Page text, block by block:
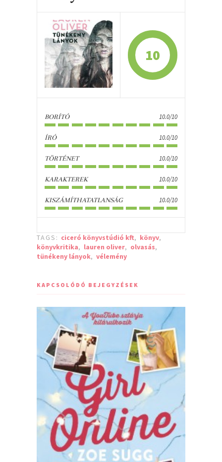
10
BORÍTÓ 10.0/10
ÍRÓ 10.0/10
TÖRTÉNET 10.0/10
KARAKTEREK 10.0/10
KISZÁMÍTHATATLANSÁG 10.0/10
TAGS: ciceró könyvstúdió kft, könyv,
könyvkritika, lauren oliver, olvasás,
tünékeny lányok, vélemény
KAPCSOLÓDÓ BEJEGYZÉSEK